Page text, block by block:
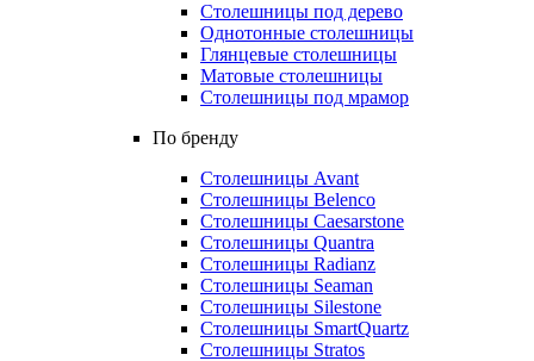
Столешницы под дерево
Однотонные столешницы
Глянцевые столешницы
Матовые столешницы
Столешницы под мрамор
По бренду
Столешницы Avant
Столешницы Belenco
Столешницы Caesarstone
Столешницы Quantra
Столешницы Radianz
Столешницы Seaman
Столешницы Silestone
Столешницы SmartQuartz
Столешницы Stratos